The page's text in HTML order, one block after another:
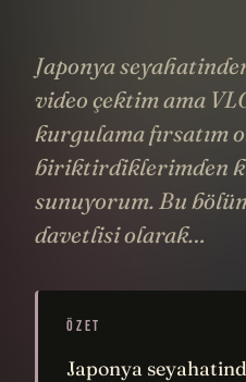
Japonya
video çektim ama
kurgulama fırsatım
biriktirdiklerimden
sunuyorum. Bu
davetlisi olarak…
ÖZET
Japonya